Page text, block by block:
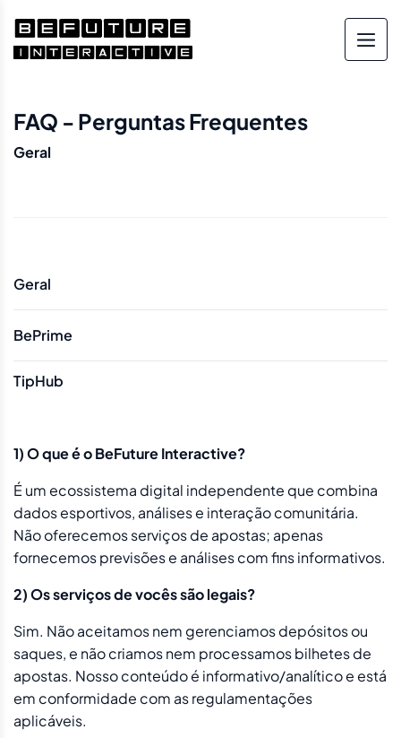
FAQ - Perguntas Frequentes
Geral
Geral
BePrime
TipHub
1) O que é o BeFuture Interactive?
É um ecossistema digital independente que combina
dados esportivos, análises e interação comunitária.
Não oferecemos serviços de apostas; apenas
fornecemos previsões e análises com fins informativos.
2) Os serviços de vocês são legais?
Sim. Não aceitamos nem gerenciamos depósitos ou
saques, e não criamos nem processamos bilhetes de
apostas. Nosso conteúdo é informativo/analítico e está
em conformidade com as regulamentações
aplicáveis.